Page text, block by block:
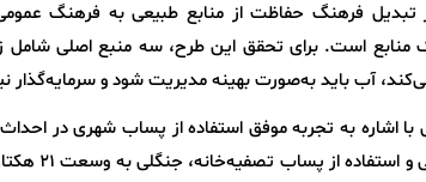
تبدیل فرهنگ حفاظت از منابع طبیعی به فرهنگ
منابع است. برای تحقق این طرح، سه منبع اصلی شامل
آب باید به‌صورت بهینه مدیریت شود و سرمایه‌گذار
با اشاره به تجربه موفق استفاده از پساب شهری در
خصوصی